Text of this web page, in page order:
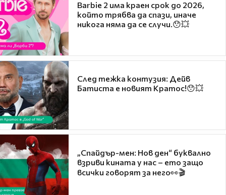
Barbie 2 има краен срок до 2026,
който трябва да спази, иначе
никога няма да се случи.😯💥
След тежка контузия: Дейв
Батиста е новият Кратос!😯💥
„Спайдър-мен: Нов ден“ буквално
взриви кината у нас – ето защо
всички говорят за него👀🎬